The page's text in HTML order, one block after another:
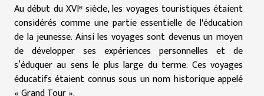
Au début du XVIᵉ siècle, les voyages touristiques étaient
considérés comme une partie essentielle de l'éducation
de la jeunesse. Ainsi les voyages sont devenus un moyen
de développer ses expériences personnelles et de
s’éduquer au sens le plus large du terme. Ces voyages
éducatifs étaient connus sous un nom historique appelé